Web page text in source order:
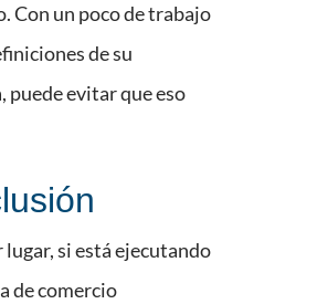
Con un poco de trabajo
de su
puede evitar que eso
lugar, si está ejecutando
de comercio